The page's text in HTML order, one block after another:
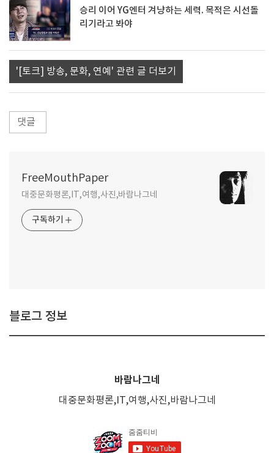
승리 이어 YG엔터 겨냥하는 세력. 목적은 시선돌
리기라고 봐야
'[토크] 방송, 문화, 연예' 관련 글 더보기
댓글
FreeMouthPaper
대중문화평론,IT,여행,사진,바람나그네
구독하기
블로그 정보
바람나그네
대중문화평론,IT,여행,사진,바람나그네